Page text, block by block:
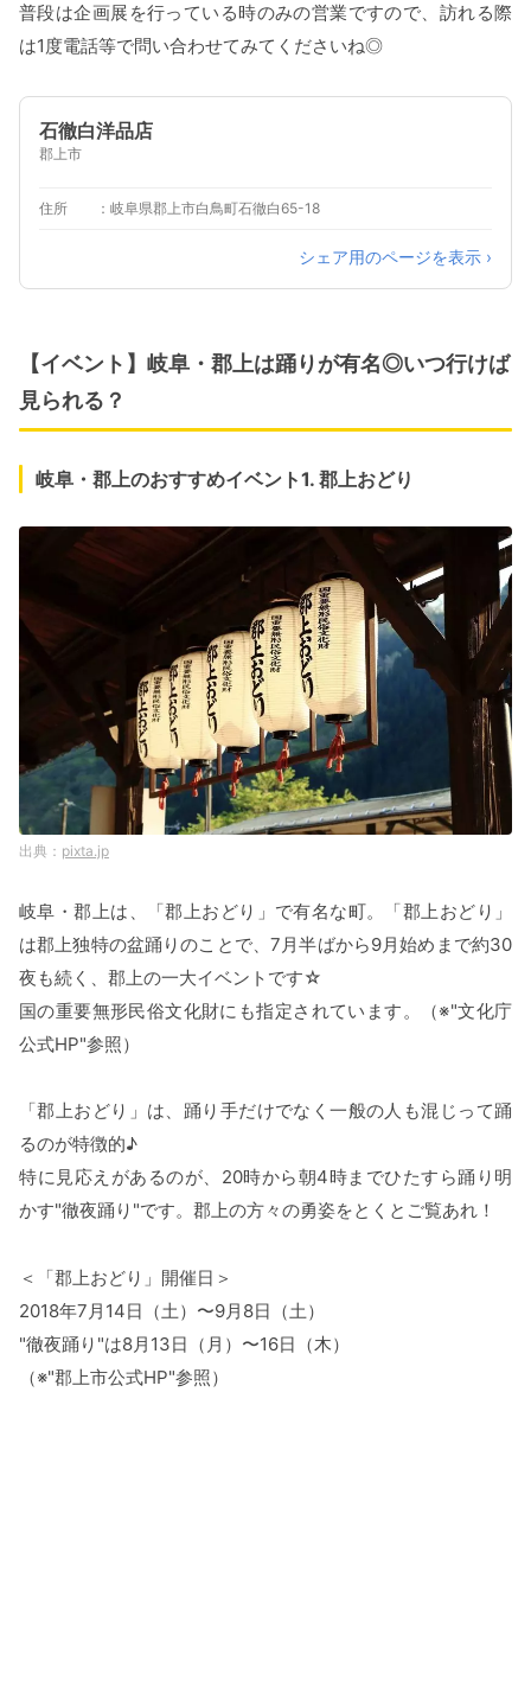
普段は企画展を行っている時のみの営業ですので、訪れる際
は1度電話等で問い合わせてみてくださいね◎
石徹白洋品店
郡上市
住所 岐阜県郡上市白鳥町石徹白65-18
シェア用のページを表示 ›
【イベント】岐阜・郡上は踊りが有名◎いつ行けば
見られる？
岐阜・郡上のおすすめイベント1. 郡上おどり
pixta.jp
岐阜・郡上は、「郡上おどり」で有名な町。「郡上おどり」
は郡上独特の盆踊りのことで、7月半ばから9月始めまで約30
夜も続く、郡上の一大イベントです☆
国の重要無形民俗文化財にも指定されています。（※"文化庁
公式HP"参照）
「郡上おどり」は、踊り手だけでなく一般の人も混じって踊
るのが特徴的♪
特に見応えがあるのが、20時から朝4時までひたすら踊り明
かす"徹夜踊り"です。郡上の方々の勇姿をとくとご覧あれ！
＜「郡上おどり」開催日＞
2018年7月14日（土）〜9月8日（土）
"徹夜踊り"は8月13日（月）〜16日（木）
（※"郡上市公式HP"参照）